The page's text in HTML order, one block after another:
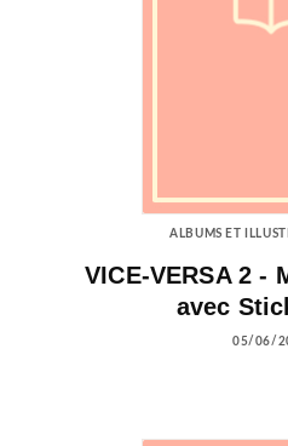
ALBUMS ET
VICE-VERSA 2 -
avec
05/06/